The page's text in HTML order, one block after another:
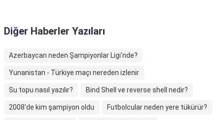
Diğer Haberler Yazıları
Azerbaycan neden Şampiyonlar Ligi'nde?
Yunanistan - Türkiye maçı nereden izlenir
Su topu nasıl yazılır? Bind Shell ve reverse shell nedir?
2008'de kim şampiyon oldu Futbolcular neden yere tükürür?